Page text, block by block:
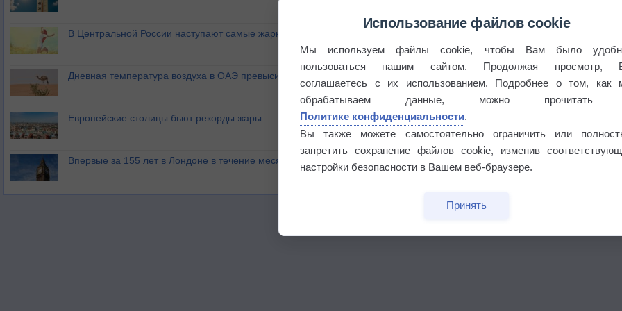
В Центральной России наступают самые жаркие дни этого лета
Дневная температура воздуха в ОАЭ превысила +51°
Европейские столицы бьют рекорды жары
Впервые за 155 лет в Лондоне в течение месяца не выпадал дождь
Использование файлов cookie
Мы используем файлы cookie, чтобы Вам было
пользоваться нашим сайтом. Продолжая просмотр,
соглашаетесь с их использованием. Подробнее о том, как
обрабатываем данные, можно прочитать
Политике конфиденциальности.
Вы также можете самостоятельно ограничить или
запретить сохранение файлов cookie, изменив
настройки безопасности в Вашем веб-браузере.
Принять